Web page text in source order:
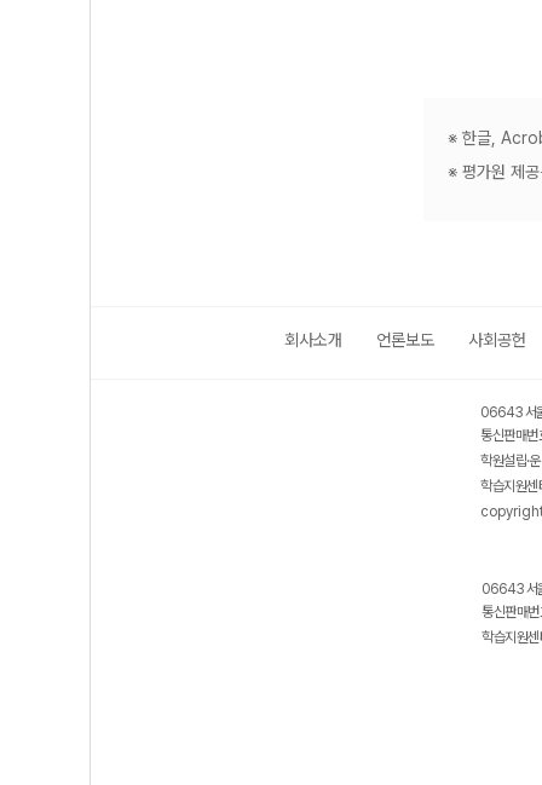
※ 한글,
※ 평가원 제
회사소개 언론보도 사회공헌
06643 서
통신판매
학원설립·
학습지원
06643 서
통신판매
학습지원